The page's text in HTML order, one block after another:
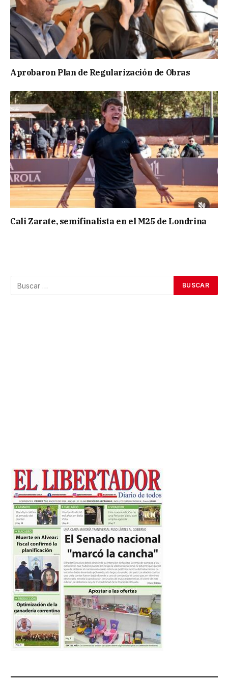
Aprobaron Plan de Regularización de Obras
Cali Zarate, semifinalista en el M25 de Londrina